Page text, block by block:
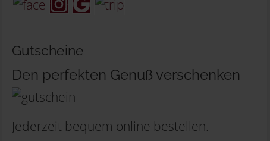
Gutscheine
Den perfekten Genuß verschenken
Jederzeit bequem online bestellen.